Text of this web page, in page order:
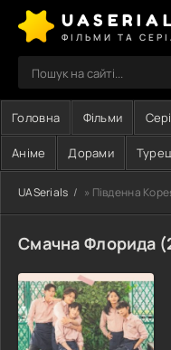
ФІЛЬМИ ТА
Головна Фільми
Аніме Дорами
UASerials » Південна
Смачна Флорида (